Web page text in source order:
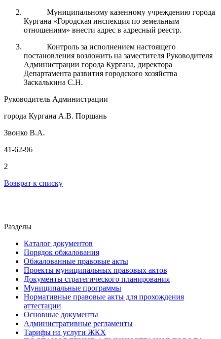
Муниципальному казенному учреждению города
Кургана «Городская инспекция по земельным
отношениям» внести адрес в адресный реестр.
Контроль за исполнением настоящего
постановления возложить на заместителя Руководителя
Администрации города Кургана, директора
Департамента развития городского хозяйства
Заскалькина С.Н.
Руководитель Администрации
города Кургана А.В. Поршань
Звонко В.А.
41-62-96
2
Возврат к списку
Разделы
Каталог документов
Порядок обжалования
Обжалованные правовые акты
Проекты муниципальных правовых актов
Документы стратегического планирования
Муниципальные программы
Нормативные правовые акты для прохождения
аттестации
Основные документы
Административные регламенты
Тарифы на услуги ЖКХ